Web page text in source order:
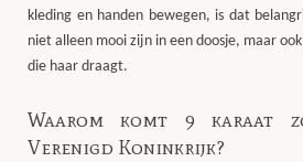
kleding en handen bewegen, is dat
niet alleen mooi zijn in een doosje, maar
die haar draagt.
Waarom komt 9 karaat
Verenigd Koninkrijk?